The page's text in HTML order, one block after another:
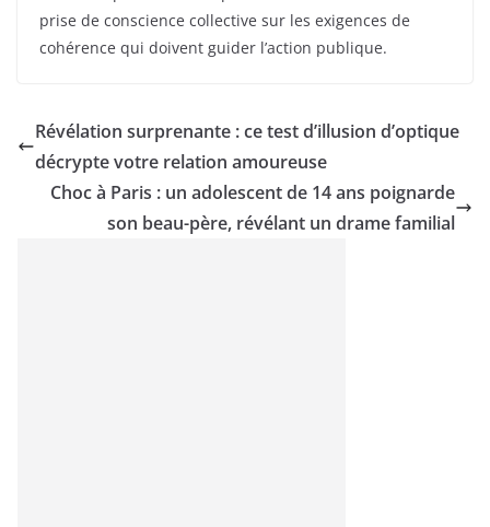
prise de conscience collective sur les exigences de
cohérence qui doivent guider l’action publique.
Révélation surprenante : ce test d’illusion d’optique
décrypte votre relation amoureuse
Choc à Paris : un adolescent de 14 ans poignarde
son beau-père, révélant un drame familial